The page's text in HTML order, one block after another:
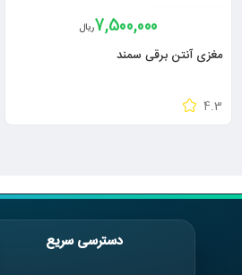
7,500,000ریال
مغزی آنتن برقی سمند
4.3
دسترسی سریع